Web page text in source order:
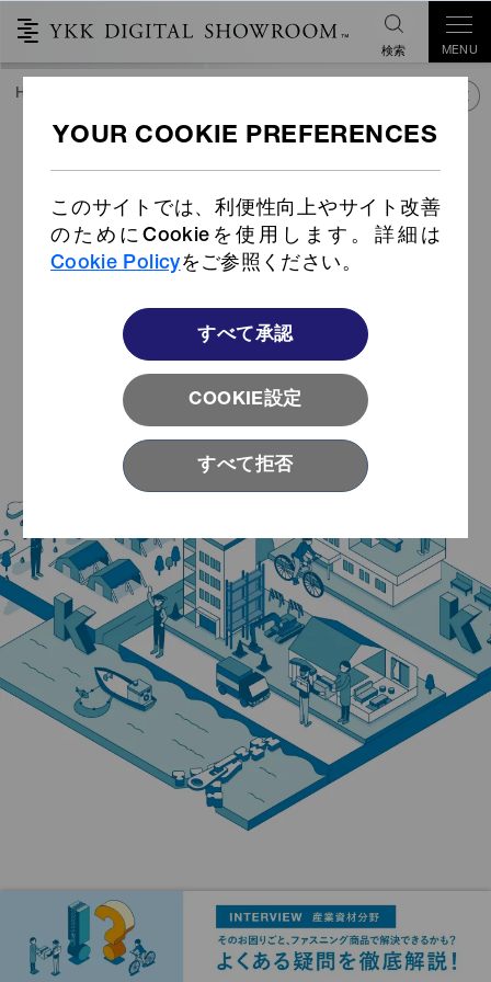
このサイトでは、利便性向上やサイト改善
のためにCookieを使用します。詳細は
Cookie Policyをご参照ください。
COOKIE設定
すべて承認
すべて拒否
検索 MENU
VIEW MORE
HOME